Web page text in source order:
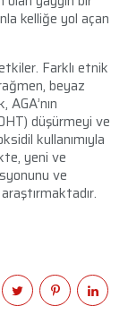
kelliğe yol açan
Farklı etnik
beyaz
düşürmeyi ve
kullanımıyla
yeni ve
ve